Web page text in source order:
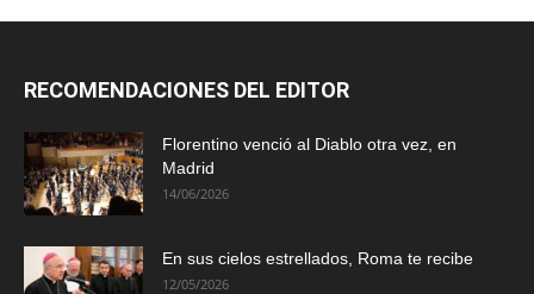
RECOMENDACIONES DEL EDITOR
Florentino venció al Diablo otra vez, en
Madrid
14/06/2026
En sus cielos estrellados, Roma te recibe
12/05/2026